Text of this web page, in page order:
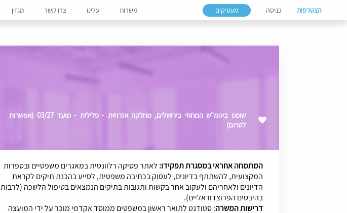
הצטרפות כניסה מעסיקים משרות עלינו צרו קשר מגזין
שופט ביהמ"ש המחוזי בירושלים, מחלקה אזרחית - פלילית - מועד 03/27 (אפשרות
לטרום)
המתמחה אחראי במסגרת תפקידו: לאתר פסיקה רלוונטית במאגרים משפטיים ובספרות
המקצועית, להשתתף בדיונים, לעסוק בכתיבה משפטית, לסייע בהכנת תיקים לקראת
הדיונים ולאחריהם ולעקוב אחר בקשות ותגובות בתיקים הנמצאים בטיפול הלשכה (לרבות
בהיבטים הפרוצדוראליים).
דרישות המשרה: סטודנט לתואר ראשון במשפטים ממוסד אקדמי מוכר על ידי המועצה